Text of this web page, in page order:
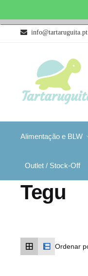
info@tartaruguita.pt
Alimentação e BLW
Outlet / Stock-Off
Tegu